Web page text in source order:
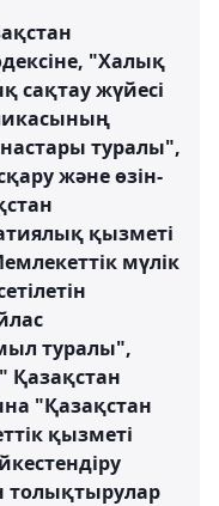
"Халық
сақтау жүйесі
туралы",
және өзін-
қызметі
мүлік
туралы",
Қазақстан
"Қазақстан
қызметі
толықтырулар